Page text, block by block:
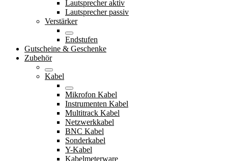
Lautsprecher aktiv
Lautsprecher passiv
Verstärker
Endstufen
Gutscheine & Geschenke
Zubehör
Kabel
Mikrofon Kabel
Instrumenten Kabel
Multitrack Kabel
Netzwerkkabel
BNC Kabel
Sonderkabel
Y-Kabel
Kabelmeterware